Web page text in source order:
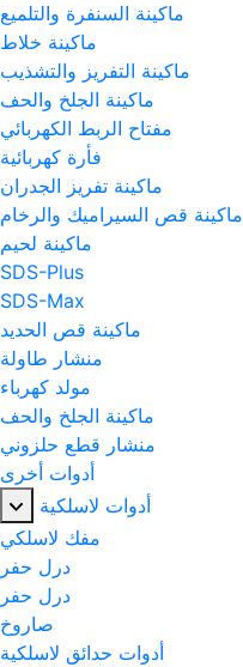
ماكينة السنفرة والتلميع
ماكينة خلاط
ماكينة التفريز والتشذيب
ماكينة الجلخ والحف
مفتاح الربط الكهربائي
فأرة كهربائية
ماكينة تفريز الجدران
ماكينة قص السيراميك والرخام
ماكينة لحيم
SDS-Plus
SDS-Max
ماكينة قص الحديد
منشار طاولة
مولد كهرباء
ماكينة الجلخ والحف
منشار قطع حلزوني
أدوات أخرى
أدوات لاسلكية
مفك لاسلكي
درل حفر
درل حفر
صاروخ
أدوات حدائق لاسلكية